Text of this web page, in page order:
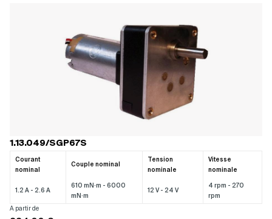
1.13.049/SGP67S
Courant
nominal
Couple nominal
Tension
nominale
Vitesse
nominale
1.2 A - 2.6 A
610 mN·m - 6000
mN·m
12 V - 24 V
4 rpm - 270
rpm
A partir de